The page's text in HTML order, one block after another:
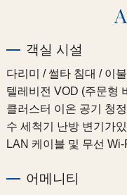
객실 시설
다리미 / 썰타 침대 / 이
텔레비전 VOD (주문형
클러스터 이온 공기 청
수 세척기 난방 변기가
LAN 케이블 및 무선 Wi-
어메니티